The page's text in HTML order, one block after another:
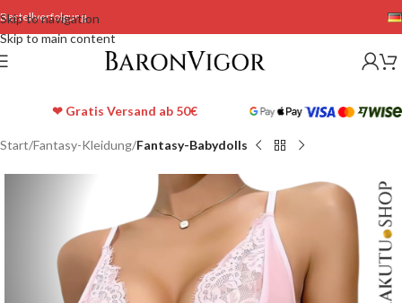
Skip to navigation
Skip to main content
Bestellverfolgung
❤ Gratis Versand ab 50€
Start Fantasy-Kleidung Fantasy-Babydolls